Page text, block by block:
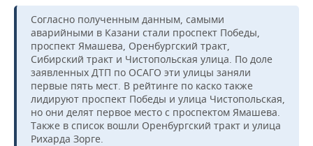
ОТКРЫТАЯ ЛЕКЦИЯ
БАСКЕТБОЛ
ВОЛЕЙБОЛ
КИБЕРСПОРТ
ФИГУРНОЕ КАТАНИЕ
ВОДНЫЕ ВИДЫ СПОРТА
ИНФРАСТРУКТУРА
ИСТОРИЯ
КУЛЬТУРА
МЕДИЦИНА
ОБРАЗОВАНИЕ
СПРАВОЧНИК
СПИСОК ПЕРСОН
СПИСОК КОМПАНИЙ
ПОЛНАЯ ВЕРСИЯ
Согласно полученным данным, самыми
аварийными в Казани стали проспект Победы,
проспект Ямашева, Оренбургский тракт,
Сибирский тракт и Чистопольская улица. По доле
заявленных ДТП по ОСАГО эти улицы заняли
первые пять мест. В рейтинге по каско также
лидируют проспект Победы и улица Чистопольская,
но они делят первое место с проспектом Ямашева.
Также в список вошли Оренбургский тракт и улица
Рихарда Зорге.